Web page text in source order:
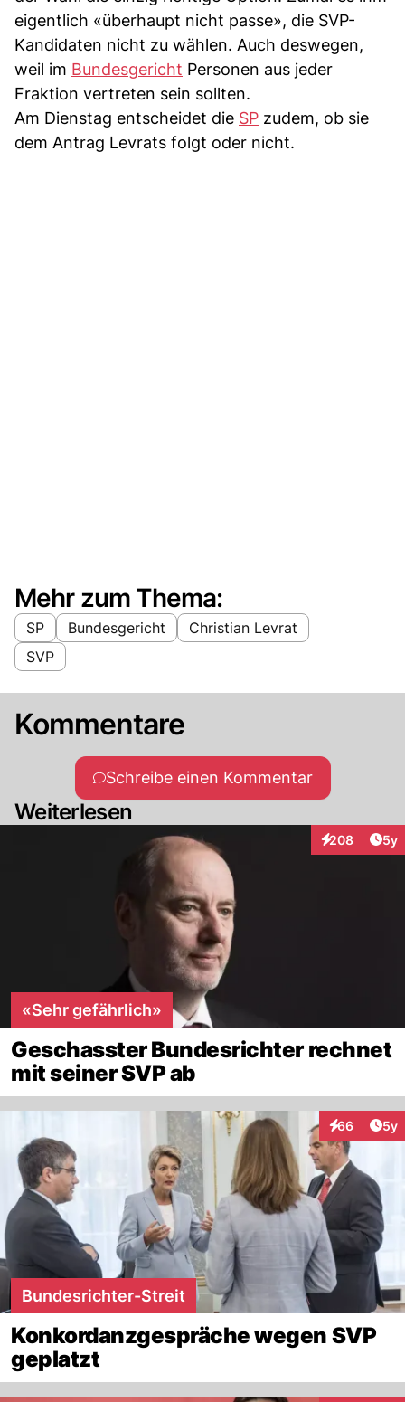
eigentlich «überhaupt nicht passe», die SVP-
Kandidaten nicht zu wählen. Auch deswegen,
weil im Bundesgericht Personen aus jeder
Fraktion vertreten sein sollten.
Am Dienstag entscheidet die SP zudem, ob sie
dem Antrag Levrats folgt oder nicht.
Mehr zum Thema:
SP Bundesgericht
Christian Levrat
SVP
Kommentare
Schreibe einen Kommentar
Weiterlesen
208
Interaktionen
5y
«Sehr gefährlich»
Geschasster Bundesrichter rechnet
mit seiner SVP ab
66
Interaktionen
5y
Bundesrichter-Streit
Konkordanzgespräche wegen SVP
geplatzt